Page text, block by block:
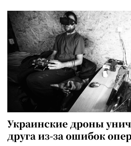
Украинские дроны
друга из-за ошибок